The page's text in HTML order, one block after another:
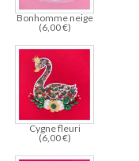
Bonhomme neige
(6,00€)
Cygne fleuri
(6,00€)